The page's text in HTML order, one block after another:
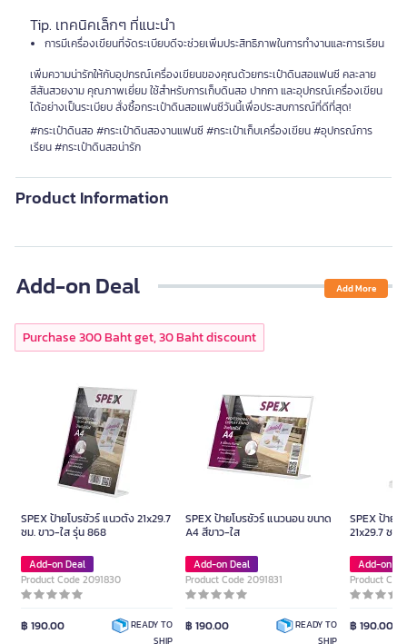
Tip. เทคนิคเล็กๆ ที่แนะนำ
การมีเครื่องเขียนที่จัดระเบียบดีจะช่วยเพิ่มประสิทธิภาพในการทำงานและการเรียน
เพิ่มความน่ารักให้กับอุปกรณ์เครื่องเขียนของคุณด้วยกระเป๋าดินสอแฟนซี คละลาย
สีสันสวยงาม คุณภาพเยี่ยม ใช้สำหรับการเก็บดินสอ ปากกา และอุปกรณ์เครื่องเขียน
ได้อย่างเป็นระเบียบ สั่งซื้อกระเป๋าดินสอแฟนซีวันนี้เพื่อประสบการณ์ที่ดีที่สุด!
#กระเป๋าดินสอ #กระเป๋าดินสองานแฟนซี #กระเป๋าเก็บเครื่องเขียน #อุปกรณ์การ
เรียน #กระเป๋าดินสอน่ารัก
Product Information
Add-on Deal Add More
Purchase 300 Baht get, 30 Baht discount
SPEX ป้ายโบรชัวร์ แนวตั้ง 21x29.7
ซม. ขาว-ใส รุ่น 868
Add-on Deal
Product Code 2091830
฿ 190.00
READY TO
SHIP
SPEX ป้ายโบรชัวร์ แนวนอน ขนาด
A4 สีขาว-ใส
Add-on Deal
Product Code 2091831
฿ 190.00
READY TO
SHIP
SPEX ป้าย
21x29.7 ซม.
Add-on
Product
฿ 190.00